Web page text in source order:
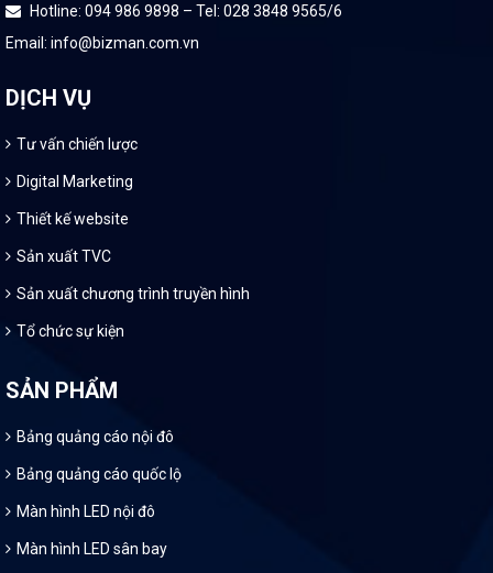
Hotline: 094 986 9898 – Tel: 028 3848 9565/6
Email: info@bizman.com.vn
DỊCH VỤ
Tư vấn chiến lược
Digital Marketing
Thiết kế website
Sản xuất TVC
Sản xuất chương trình truyền hình
Tổ chức sự kiện
SẢN PHẨM
Bảng quảng cáo nội đô
Bảng quảng cáo quốc lộ
Màn hình LED nội đô
Màn hình LED sân bay